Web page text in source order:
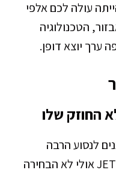
עולה לכם אלפי
הטכנולוגיה
ערך יוצא דופן.
החוזק שלו
לנסוע הרבה
בכבישים בינעירוניים, ה-JET 14 EVO אולי לא הבחירה